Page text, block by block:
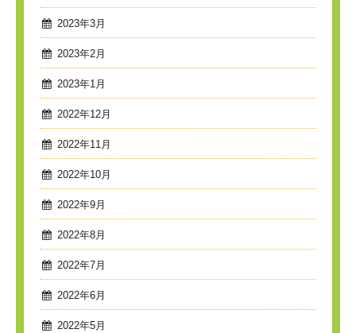
2023年3月
2023年2月
2023年1月
2022年12月
2022年11月
2022年10月
2022年9月
2022年8月
2022年7月
2022年6月
2022年5月